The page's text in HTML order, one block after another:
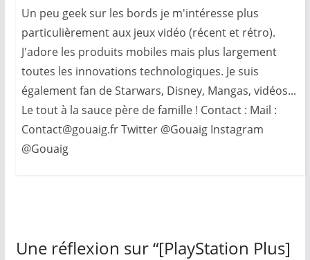
Un peu geek sur les bords je m'intéresse plus
particulièrement aux jeux vidéo (récent et rétro).
J'adore les produits mobiles mais plus largement
toutes les innovations technologiques. Je suis
également fan de Starwars, Disney, Mangas, vidéos...
Le tout à la sauce père de famille ! Contact : Mail :
Contact@gouaig.fr Twitter @Gouaig Instagram
@Gouaig
Une réflexion sur “[PlayStation Plus]